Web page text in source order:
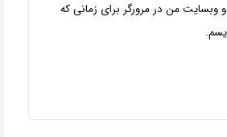
و وبسایت من در مرورگر برای زمانی که